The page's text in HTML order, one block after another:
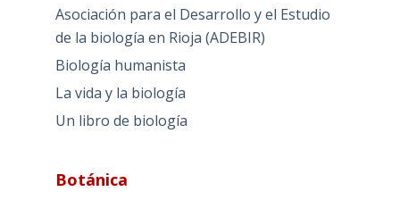
Asociación para el Desarrollo y el Estudio
de la biología en Rioja (ADEBIR)
Biología humanista
La vida y la biología
Un libro de biología
Botánica